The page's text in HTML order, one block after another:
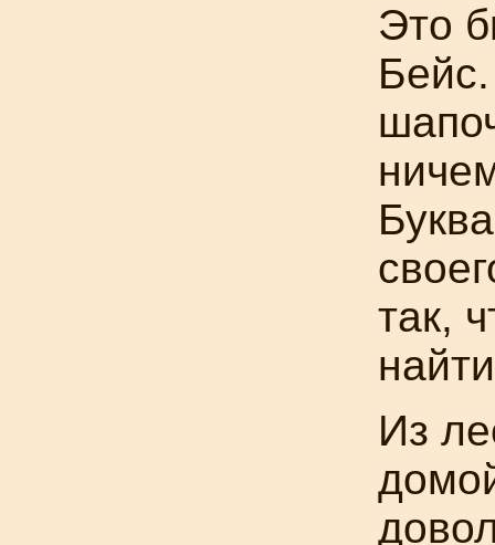
Это
так,
Из